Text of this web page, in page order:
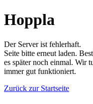
Hoppla
Der Server ist fehlerhaft.
Seite bitte erneut laden.
es später noch einmal. Wir
immer gut funktioniert.
Zurück zur Startseite